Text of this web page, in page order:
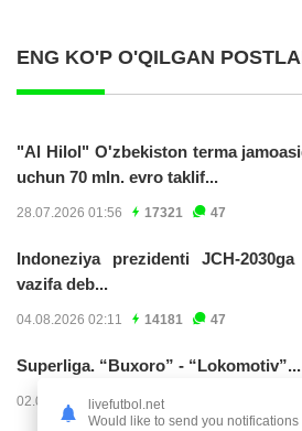
ENG KO'P O'QILGAN
"Al Hilol" O'zbekiston terma
uchun 70 mln. evro taklif...
28.07.2026 01:56 17321 47
Indoneziya prezidenti JCH-
vazifa deb...
04.08.2026 02:11 14181 47
Superliga. “Buxoro” - “Lokomotiv”...
02.08.2026 03:08 7135
livefutbol.net
Would like to send you notifications